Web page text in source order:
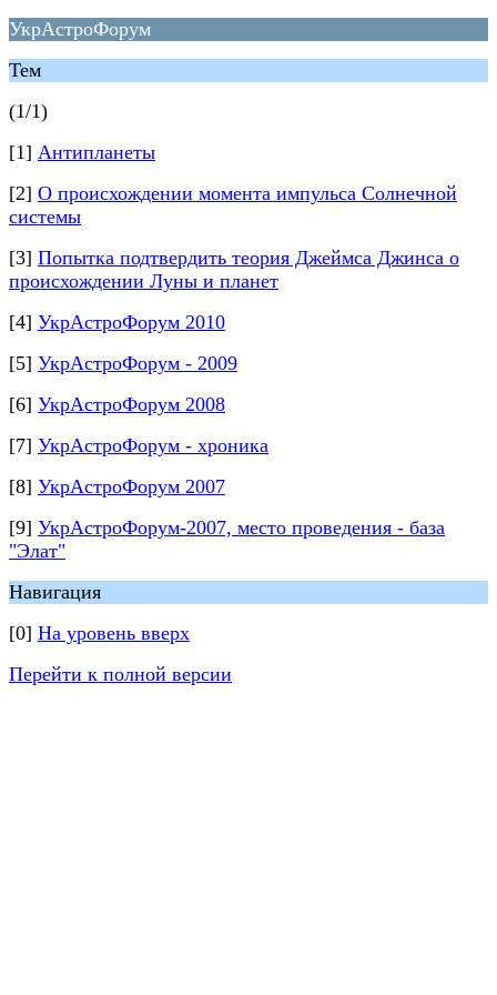
УкрАстроФорум
Тем
(1/1)
[1] Антипланеты
[2] О происхождении момента импульса Солнечной
системы
[3] Попытка подтвердить теория Джеймса Джинса о
происхождении Луны и планет
[4] УкрАстроФорум 2010
[5] УкрАстроФорум - 2009
[6] УкрАстроФорум 2008
[7] УкрАстроФорум - хроника
[8] УкрАстроФорум 2007
[9] УкрАстроФорум-2007, место проведения - база
"Элат"
Навигация
[0] На уровень вверх
Перейти к полной версии